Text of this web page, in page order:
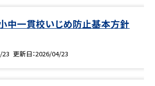
中一貫校いじめ防止基本方針
23 更新日 2026/04/23